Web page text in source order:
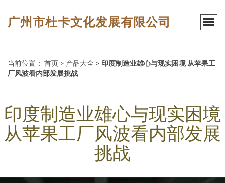
广州市杜卡文化发展有限公司
当前位置： 首页 > 产品大全 > 印度制造业雄心与现实困境 从苹果工
厂风波看内部发展挑战
印度制造业雄心与现实困境
从苹果工厂风波看内部发展
挑战